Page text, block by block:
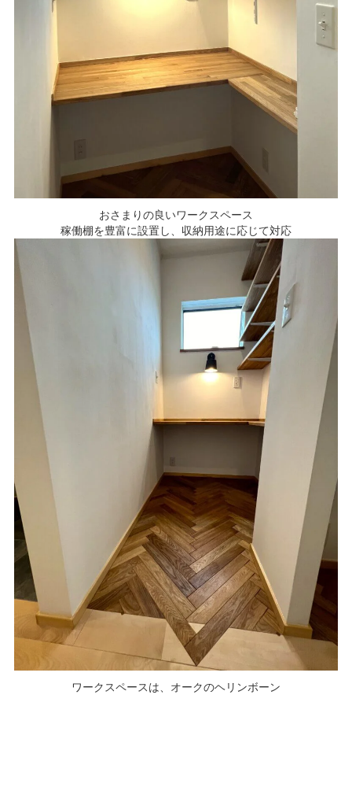
おさまりの良いワークスペース
稼働棚を豊富に設置し、収納用途に応じて対応
ワークスペースは、オークのヘリンボーン